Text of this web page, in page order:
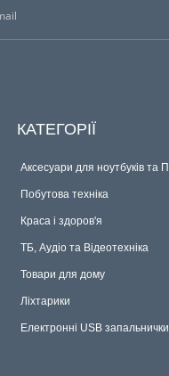
КАТЕГОРІЇ
Аксесуари для ноутбуків та
Побутова техніка
Краса і здоров'я
ТБ, Аудіо та Відеотехніка
Товари для дому
Ліхтарики
Електронні USB запальнички